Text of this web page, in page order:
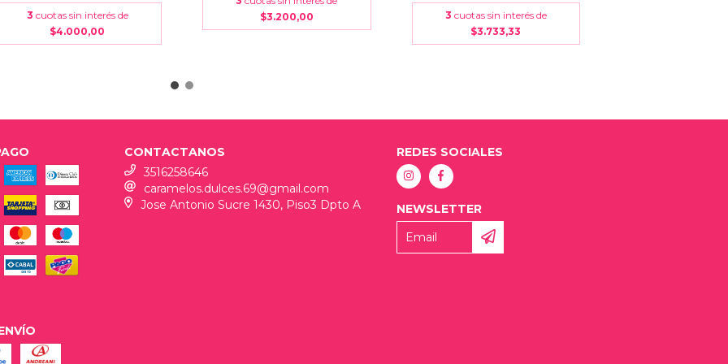
3 cuotas sin interés de
$4.000,00
$3.200,00
3 cuotas sin interés de
$3.733,33
CONTACTANOS
3516258646
caramelos.dulces.69@gmail.com
Jose Antonio Sucre 1430, Piso3 Dpto A
REDES SOCIALES
NEWSLETTER